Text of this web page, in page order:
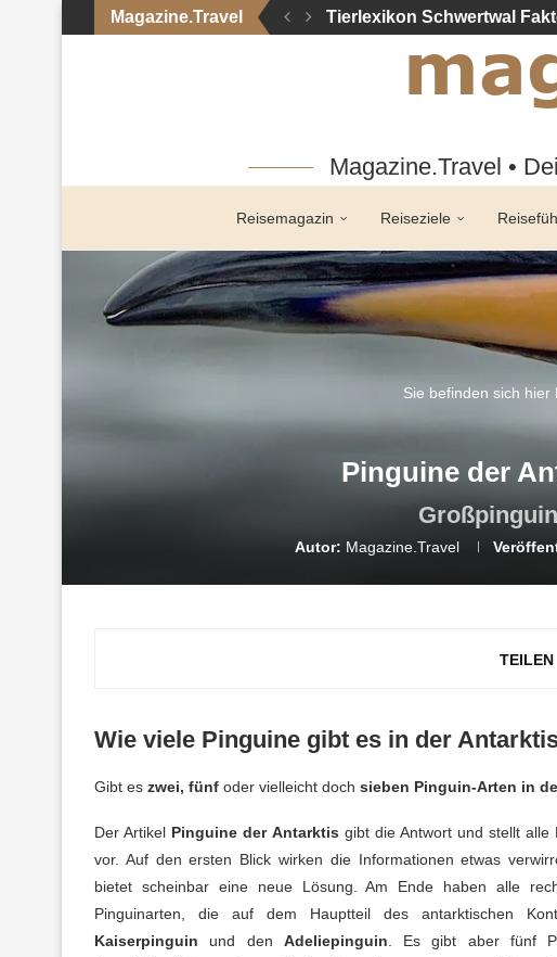
Magazine.Travel Tierlexikon Schwertwal
Magazine.Travel •
Reisemagazin Reiseziele
Sie befinden sich hier
Pinguine der
Autor: Magazine.Travel
TEILEN
Wie viele Pinguine gibt es in der
Gibt es zwei, fünf oder vielleicht doch sieben Pinguin-Arten in
Der Artikel Pinguine der Antarktis gibt die Antwort und stellt alle
vor. Auf den ersten Blick wirken die Informationen etwas
bietet scheinbar eine neue Lösung. Am Ende haben alle
Pinguinarten, die auf dem Hauptteil des antarktischen
Kaiserpinguin und den Adeliepinguin . Es gibt aber fünf